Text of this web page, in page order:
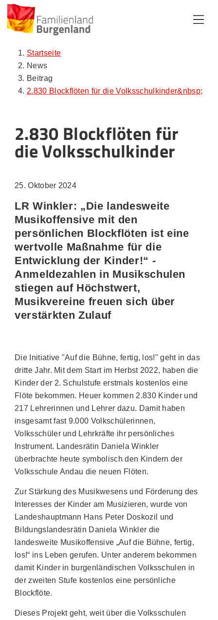
Startseite
News
Beitrag
2.830 Blockflöten für die Volksschulkinder&nbsp;
2.830 Blockflöten für
die Volksschulkinder
25. Oktober 2024
LR Winkler: „Die landesweite
Musikoffensive mit den
persönlichen Blockflöten ist eine
wertvolle Maßnahme für die
Entwicklung der Kinder!“ -
Anmeldezahlen in Musikschulen
stiegen auf Höchstwert,
Musikvereine freuen sich über
verstärkten Zulauf
Die Initiative "Auf die Bühne, fertig, los!" geht in das
dritte Jahr. Mit dem Start im Herbst 2022, haben die
Kinder der 2. Schulstufe erstmals kostenlos eine
Flöte bekommen. Heuer kommen 2.830 Kinder und
217 Lehrerinnen und Lehrer dazu. Damit haben
insgesamt fast 9.000 Volkschülerinnen,
Volksschüler und Lehrkräfte ihr persönliches
Instrument. Landesrätin Daniela Winkler
überbrachte heute symbolisch den Kindern der
Volksschule Andau die neuen Flöten.
Zur Stärkung des Musikwesens und Förderung des
Interesses der Kinder am Musizieren, wurde von
Landeshauptmann Hans Peter Doskozil und
Bildungslandesrätin Daniela Winkler die
landesweite Musikoffensive „Auf die Bühne, fertig,
los!“ ins Leben gerufen. Unter anderem bekommen
damit Kinder in burgenländischen Volksschulen in
der zweiten Stufe kostenlos eine persönliche
Blockflöte.
Dieses Projekt geht, weit über die Volksschulen